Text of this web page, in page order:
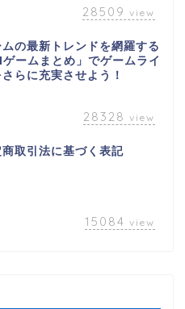
28509 view
の最新トレンドを網羅する
ゲームまとめ」でゲームライ
さらに充実させよう！
28328 view
商取引法に基づく表記
15084 view